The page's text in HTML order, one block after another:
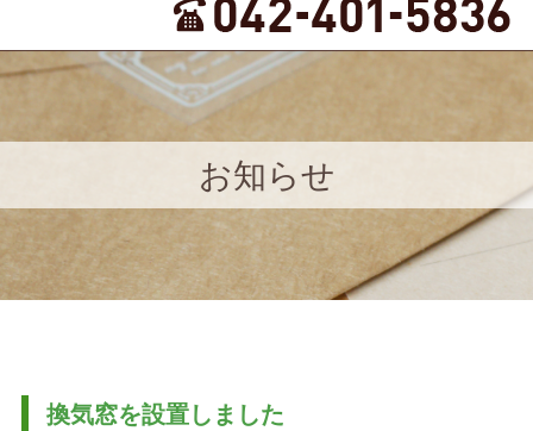
お知らせ
換気窓を設置しました